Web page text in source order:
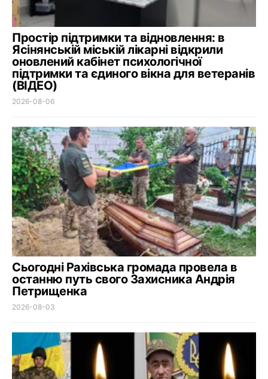
Простір підтримки та відновлення: в
Ясінянській міській лікарні відкрили
оновлений кабінет психологічної
підтримки та єдиного вікна для ветеранів
(ВІДЕО)
2026-08-06
Сьогодні Рахівська громада провела в
останню путь свого Захисника Андрія
Петрищенка
2026-08-03